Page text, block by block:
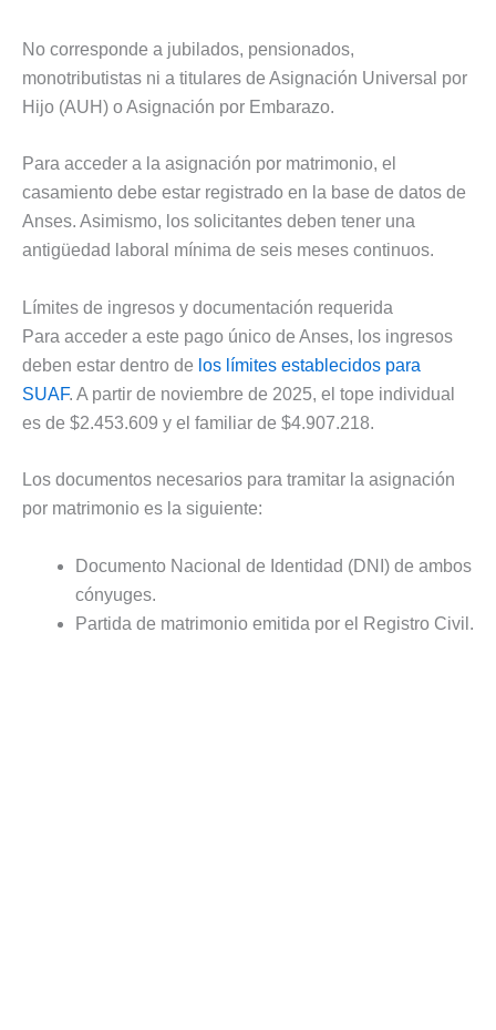
No corresponde a jubilados, pensionados,
monotributistas ni a titulares de Asignación Universal por
Hijo (AUH) o Asignación por Embarazo.
Para acceder a la asignación por matrimonio, el
casamiento debe estar registrado en la base de datos de
Anses. Asimismo, los solicitantes deben tener una
antigüedad laboral mínima de seis meses continuos.
Límites de ingresos y documentación requerida
Para acceder a este pago único de Anses, los ingresos
deben estar dentro de los límites establecidos para
SUAF. A partir de noviembre de 2025, el tope individual
es de $2.453.609 y el familiar de $4.907.218.
Los documentos necesarios para tramitar la asignación
por matrimonio es la siguiente:
Documento Nacional de Identidad (DNI) de ambos
cónyuges.
Partida de matrimonio emitida por el Registro Civil.